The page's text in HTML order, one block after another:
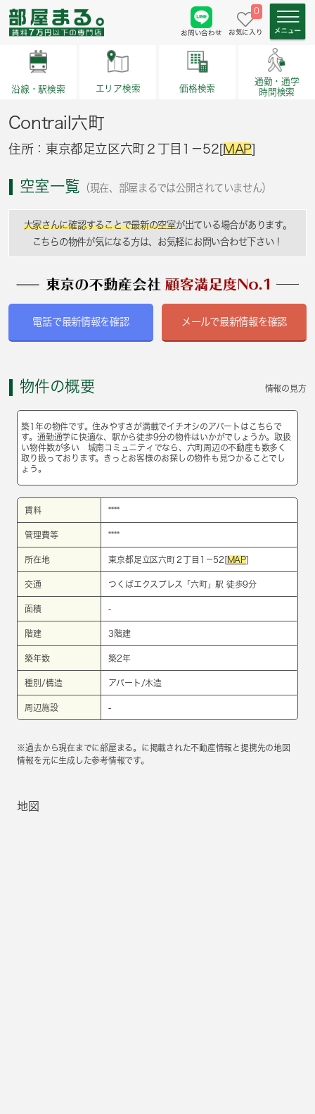
お問い合わせ
0
お気に入り
沿線・駅検索 エリア検索 価格検索
通勤・通学
時間検索
Contrail六町
住所：東京都足立区六町２丁目1－52[MAP]
空室一覧 （現在、部屋まるでは公開されていません）
大家さんに確認することで最新の空室が出ている場合があります。
こちらの物件が気になる方は、お気軽にお問い合わせ下さい！
電話で最新情報を確認 メールで最新情報を確認
物件の概要 情報の見方
築1年の物件です。住みやすさが満載でイチオシのアパートはこちらで
す。通勤通学に快適な、駅から徒歩9分の物件はいかがでしょうか。取扱
い物件数が多い 城南コミュニティでなら、六町周辺の不動産も数多く
取り扱っております。きっとお客様のお探しの物件も見つかることでし
ょう。
賃料 ****
管理費等 ****
所在地 東京都足立区六町２丁目1－52[ MAP]
交通 つくばエクスプレス 「六町」駅 徒歩9分
面積 -
階建 3階建
築年数 築2年
種別/構造 アパート/木造
周辺施設 -
※過去から現在までに部屋まる。に掲載された不動産情報と提携先の地図
情報を元に生成した参考情報です。
地図